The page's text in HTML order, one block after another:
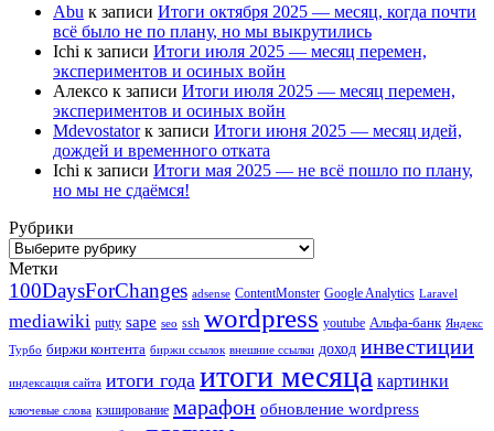
Abu к записи Итоги октября 2025 — месяц, когда почти
всё было не по плану, но мы выкрутились
Ichi к записи Итоги июля 2025 — месяц перемен,
экспериментов и осиных войн
Алексо к записи Итоги июля 2025 — месяц перемен,
экспериментов и осиных войн
Mdevostatorк записи Итоги июня 2025 — месяц идей,
дождей и временного отката
Ichi к записи Итоги мая 2025 — не всё пошло по плану,
но мы не сдаёмся!
Рубрики
Рубрики
Метки
100DaysForChanges adsense ContentMonster Google Analytics Laravel
mediawiki putty sape seo ssh wordpress youtube Альфа-банк Яндекс
Турбо биржи контента биржи ссылок внешние ссылки доход инвестиции
индексация сайта итоги года итоги месяца картинки
ключевые слова кэширование марафон обновление wordpress